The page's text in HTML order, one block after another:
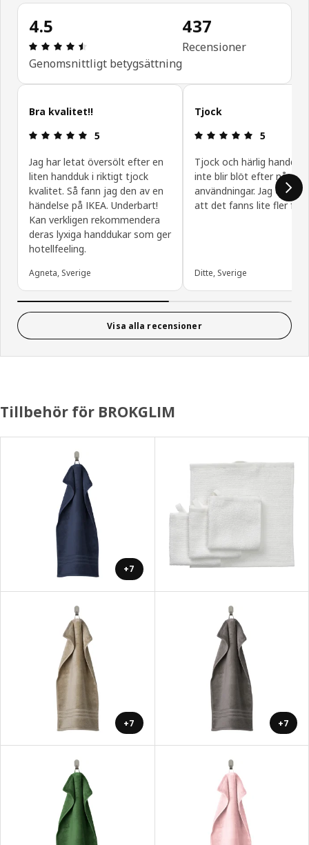
4.5
Recension: 4.5 / 5 stjärnor. Totalt antal
Genomsnittligt betygsättning
437
Recensioner
Hoppa över kundrecensioner
Bra kvalitet!!
Recension: 5 / 5 stjärnor.
5
Jag har letat översölt efter en
liten handduk i riktigt tjock
kvalitet. Så fann jag den av en
händelse på IKEA. Underbart!
Kan verkligen rekommendera
deras lyxiga handdukar som ger
hotellfeeling.
Agneta, Sverige
Tjock
5
Tjock och härlig
inte blir blöt efter några
användningar. Jag önskar
att det fanns lite fler
Ditte, Sverige
Visa alla recensioner
Tillbehör för BROKGLIM
+7
+7 +7